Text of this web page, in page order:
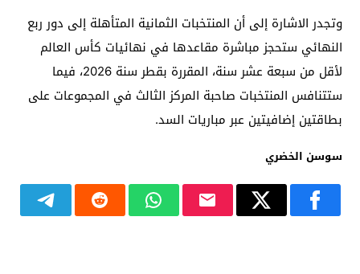
وتجدر الاشارة إلى أن المنتخبات الثمانية المتأهلة إلى دور ربع
النهائي ستحجز مباشرة مقاعدها في نهائيات كأس العالم
لأقل من سبعة عشر سنة، المقررة بقطر سنة 2026، فيما
ستتنافس المنتخبات صاحبة المركز الثالث في المجموعات على
بطاقتين إضافيتين عبر مباريات السد.
سوسن الخضري